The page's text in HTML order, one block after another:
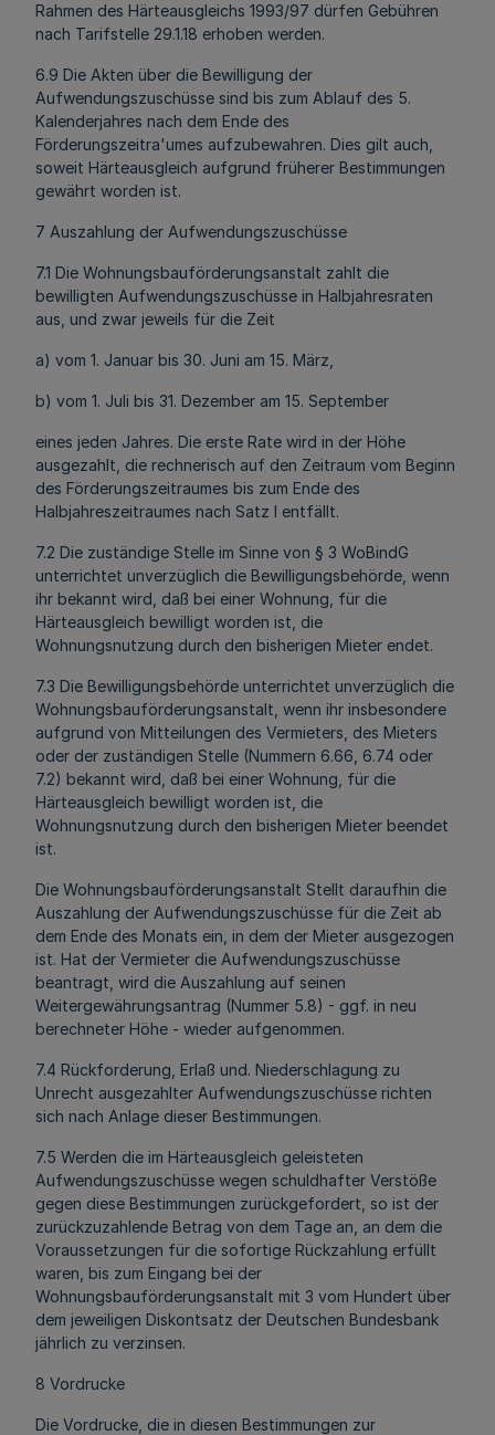
Rahmen des Härteausgleichs 1993/97 dürfen Gebühren
nach Tarifstelle 29.1.18 erhoben werden.
6.9 Die Akten über die Bewilligung der
Aufwendungszuschüsse sind bis zum Ablauf des 5.
Kalenderjahres nach dem Ende des
Förderungszeitra'umes aufzubewahren. Dies gilt auch,
soweit Härteausgleich aufgrund früherer Bestimmungen
gewährt worden ist.
7 Auszahlung der Aufwendungszuschüsse
7.1 Die Wohnungsbauförderungsanstalt zahlt die
bewilligten Aufwendungszuschüsse in Halbjahresraten
aus, und zwar jeweils für die Zeit
a) vom 1. Januar bis 30. Juni am 15. März,
b) vom 1. Juli bis 31. Dezember am 15. September
eines jeden Jahres. Die erste Rate wird in der Höhe
ausgezahlt, die rechnerisch auf den Zeitraum vom Beginn
des Förderungszeitraumes bis zum Ende des
Halbjahreszeitraumes nach Satz l entfällt.
7.2 Die zuständige Stelle im Sinne von § 3 WoBindG
unterrichtet unverzüglich die Bewilligungsbehörde, wenn
ihr bekannt wird, daß bei einer Wohnung, für die
Härteausgleich bewilligt worden ist, die
Wohnungsnutzung durch den bisherigen Mieter endet.
7.3 Die Bewilligungsbehörde unterrichtet unverzüglich die
Wohnungsbauförderungsanstalt, wenn ihr insbesondere
aufgrund von Mitteilungen des Vermieters, des Mieters
oder der zuständigen Stelle (Nummern 6.66, 6.74 oder
7.2) bekannt wird, daß bei einer Wohnung, für die
Härteausgleich bewilligt worden ist, die
Wohnungsnutzung durch den bisherigen Mieter beendet
ist.
Die Wohnungsbauförderungsanstalt Stellt daraufhin die
Auszahlung der Aufwendungszuschüsse für die Zeit ab
dem Ende des Monats ein, in dem der Mieter ausgezogen
ist. Hat der Vermieter die Aufwendungszuschüsse
beantragt, wird die Auszahlung auf seinen
Weitergewährungsantrag (Nummer 5.8) - ggf. in neu
berechneter Höhe - wieder aufgenommen.
7.4 Rückforderung, Erlaß und. Niederschlagung zu
Unrecht ausgezahlter Aufwendungszuschüsse richten
sich nach Anlage dieser Bestimmungen.
7.5 Werden die im Härteausgleich geleisteten
Aufwendungszuschüsse wegen schuldhafter Verstöße
gegen diese Bestimmungen zurückgefordert, so ist der
zurückzuzahlende Betrag von dem Tage an, an dem die
Voraussetzungen für die sofortige Rückzahlung erfüllt
waren, bis zum Eingang bei der
Wohnungsbauförderungsanstalt mit 3 vom Hundert über
dem jeweiligen Diskontsatz der Deutschen Bundesbank
jährlich zu verzinsen.
8 Vordrucke
Die Vordrucke, die in diesen Bestimmungen zur